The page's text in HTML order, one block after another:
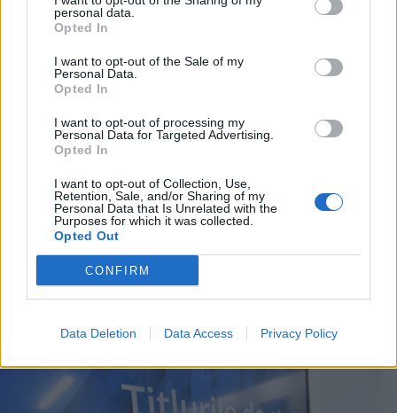
personal data.
Opted In
I want to opt-out of the Sale of my
Personal Data.
Opted In
I want to opt-out of processing my
Personal Data for Targeted Advertising.
Opted In
I want to opt-out of Collection, Use,
Retention, Sale, and/or Sharing of my
Personal Data that Is Unrelated with the
Purposes for which it was collected.
Opted Out
CONFIRM
Data Deletion Data Access Privacy Policy
2026. augusztus 07., péntek
Hetek óta először csökkent az
üzemanyagok ára